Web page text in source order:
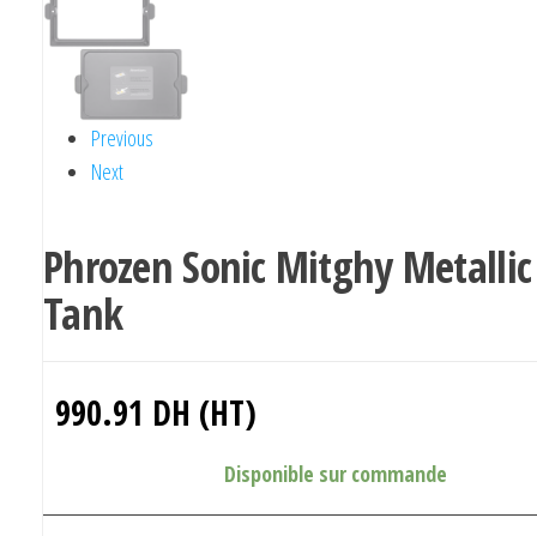
Previous
Next
Phrozen Sonic Mitghy
Tank
990.91 DH (HT)
Disponible sur commande